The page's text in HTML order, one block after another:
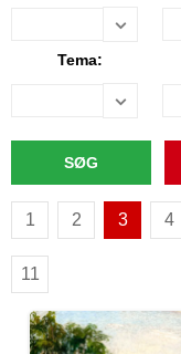
Tema:
1 2 3 4
11